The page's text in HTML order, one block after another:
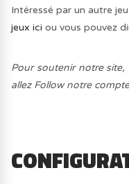
Intéressé par un autre
jeux ici ou vous pouvez
Pour soutenir notre
allez Follow notre